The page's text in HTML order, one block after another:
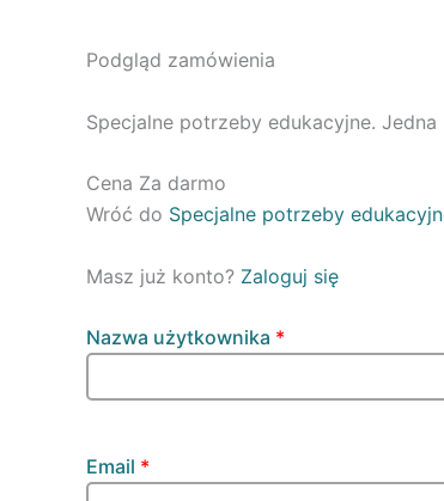
Podgląd zamówienia
Specjalne potrzeby edukacyjne.
Cena Za darmo
Wróć do Specjalne potrzeby
Masz już konto? Zaloguj się
Nazwa użytkownika *
Email *